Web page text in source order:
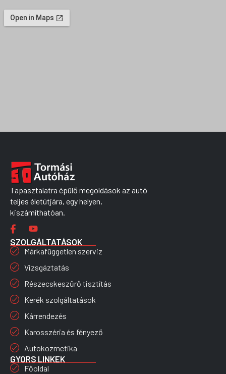
Tapasztalatra épülő megoldások az autó
teljes életútjára, egy helyen,
kiszámíthatóan.
SZOLGÁLTATÁSOK
Márkafüggetlen szerviz
Vizsgáztatás
Részecskeszűrő tisztítás
Kerék szolgáltatások
Kárrendezés
Karosszéria és fényező
Autokozmetika
GYORS LINKEK
Főoldal